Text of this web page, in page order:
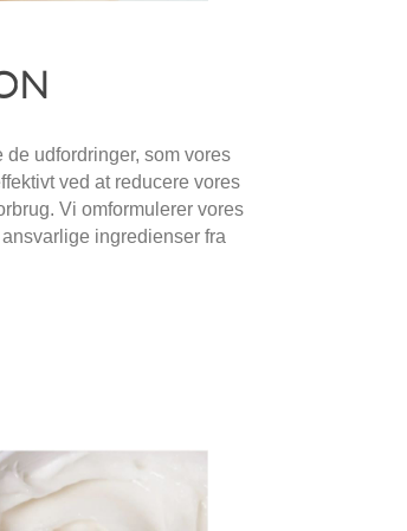
udfordringer, som vores
ved at reducere vores
Vi omformulerer vores
ingredienser fra